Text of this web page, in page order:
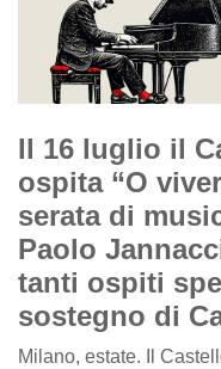
Il 16 luglio il
ospita “O
serata di
Paolo
tanti ospiti
sostegno di
Milano, estate. Il